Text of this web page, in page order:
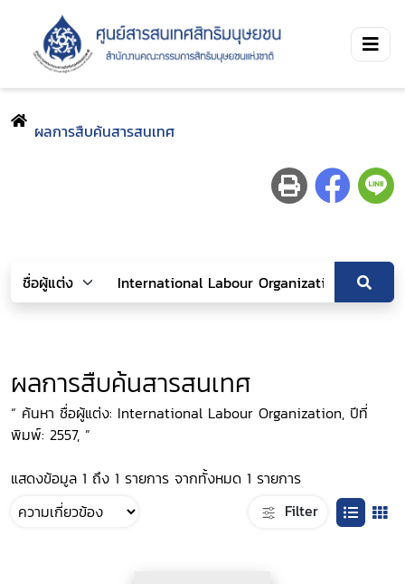
ผลการสืบค้นสารสนเทศ
ผลการสืบค้นสารสนเทศ
“ ค้นหา ชื่อผู้แต่ง: International Labour Organization, ปีที่
พิมพ์: 2557, ”
แสดงข้อมูล 1 ถึง 1 รายการ จากทั้งหมด 1 รายการ
Filter